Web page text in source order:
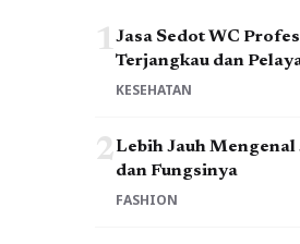
1Jasa Sedot WC
Terjangkau dan
KESEHATAN
2Lebih Jauh Mengenal
dan Fungsinya
FASHION